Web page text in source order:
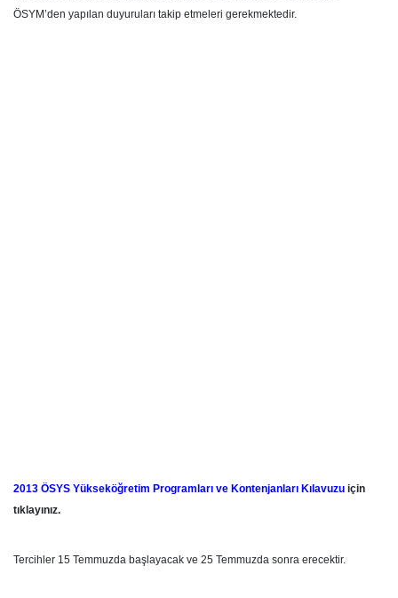
ÖSYM’den yapılan duyuruları takip etmeleri gerekmektedir.
2013 ÖSYS Yükseköğretim Programları ve Kontenjanları Kılavuzu için
tıklayınız.
Tercihler 15 Temmuzda başlayacak ve 25 Temmuzda sonra erecektir.